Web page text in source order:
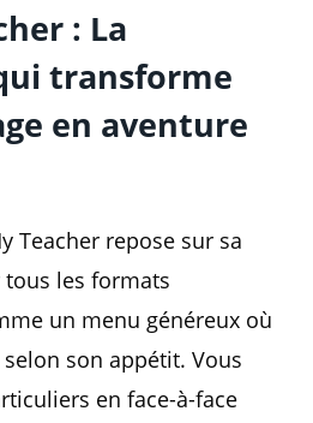
: La
transforme
en aventure
Teacher repose sur sa
les formats
un menu généreux où
son appétit. Vous
en face-à-face